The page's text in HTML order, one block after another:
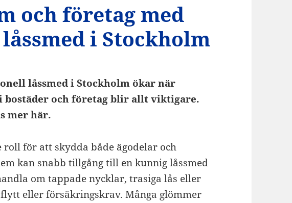
och företag med
i Stockholm
låssmed i Stockholm ökar när
bostäder och företag blir allt viktigare.
mer här.
roll för att skydda både ägodelar och
kan snabb tillgång till en kunnig låssmed
om tappade nycklar, trasiga lås eller
eller försäkringskrav. Många glömmer